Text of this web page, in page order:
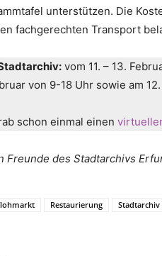
unterstützen. Die
fachgerechten Transport
vom 11. – 13.
von 9-18 Uhr sowie am
schon einmal einen
Freunde des Stadtarchivs
Restaurierung Stadtarchiv